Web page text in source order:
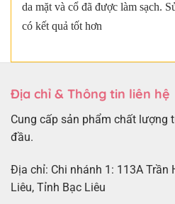
da mặt và cổ đã được làm sạch.
có kết quả tốt hơn
Địa chỉ & Thông tin liên hệ
Cung cấp sản phẩm chất lượng
đầu.
Địa chỉ: Chi nhánh 1: 113A Trần
Liêu, Tỉnh Bạc Liêu